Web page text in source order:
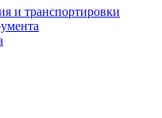
и транспортировки